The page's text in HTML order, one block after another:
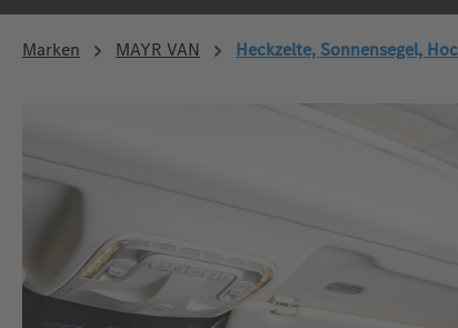
Marken MAYR VAN Heckzelte, Sonnensegel,